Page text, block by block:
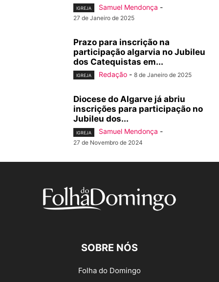
IGREJA Samuel Mendonça -
27 de Janeiro de 2025
Prazo para inscrição na
participação algarvia no Jubileu
dos Catequistas em...
IGREJA Redação - 8 de Janeiro de 2025
Diocese do Algarve já abriu
inscrições para participação no
Jubileu dos...
IGREJA Samuel Mendonça -
27 de Novembro de 2024
SOBRE NÓS
Folha do Domingo